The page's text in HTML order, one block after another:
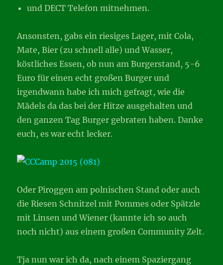
und DECT Telefon mitnehmen.
Ansonsten, gabs ein riesiges Lager, mit Cola,
Mate, Bier (zu schnell alle) und Wasser,
köstliches Essen, ob nun am Burgerstand, 5-6
Euro für einen echt großen Burger und
irgendwann habe ich mich gefragt, wie die
Mädels da das bei der Hitze ausgehalten und
den ganzen Tag Burger gebraten haben. Danke
euch, es war echt lecker.
Oder Piroggen am polnischen Stand oder auch
die Riesen Schnitzel mit Pommes oder Spätzle
mit Linsen und Wiener (kannte ich so auch
noch nicht) aus einem großen Community Zelt.
Tja nun war ich da, nach einem Spaziergang